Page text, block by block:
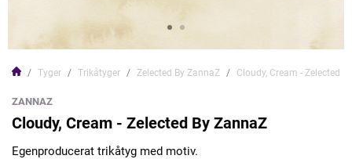
Tyger Trikåtyger Zelected By ZannaZ Cloudy, Cream - Zelected
ZANNAZ
Cloudy, Cream - Zelected By ZannaZ
Egenproducerat trikåtyg med motiv.